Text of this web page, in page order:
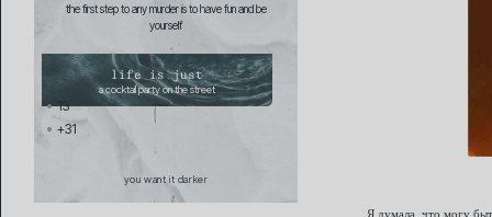
the first step to any murder is to have fun and be
yourself
life is just
a cocktail party on the street
13
+31
you want it darker
Я думала, что могу